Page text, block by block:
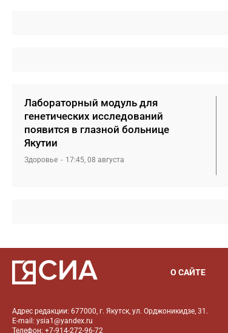
Лабораторный модуль для
генетических исследований
появится в глазной больнице
Якутии
Здоровье 17:45, 08 августа
О САЙТЕ
Адрес редакции: 677000, г. Якутск, ул. Орджоникидзе, 31.
E-mail: ysia1@yandex.ru
Телефон: +7-914-272-96-72